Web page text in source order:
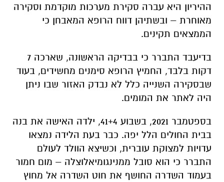
ההיריון היא עברה סקירת מערכות מוקדמת וסקירה
מאוחרת – ובשתיהן דווח הרופא המאבחן כי
הממצאים תקינים.
בדיעבד התברר כי בבדיקה הראשונה, שארכה 7
דקות בלבד, החמיץ הרופא סימנים מחשידים, בעוד
שבסקירה השנייה כלל לא נבדק האזור שבו ניתן
היה לאתר את המומים.
בספטמבר 2021, בשבוע 41+4, ילדה האישה את בנה
בבית החולים הלל יפה. כבר בעת הלידה נמצאו
עדויות למצוקת עוברית, וכשיצא הוולד לעולם
התברר כי הוא סובל ממנינגומיאלוצלה – מום חמור
בעמוד השדרה החושף את חוט השדרה אל מחוץ